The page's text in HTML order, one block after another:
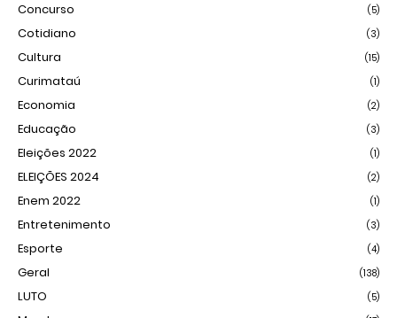
Concurso (5)
Cotidiano (3)
Cultura (15)
Curimataú (1)
Economia (2)
Educação (3)
Eleições 2022 (1)
ELEIÇÕES 2024 (2)
Enem 2022 (1)
Entretenimento (3)
Esporte (4)
Geral (138)
LUTO (5)